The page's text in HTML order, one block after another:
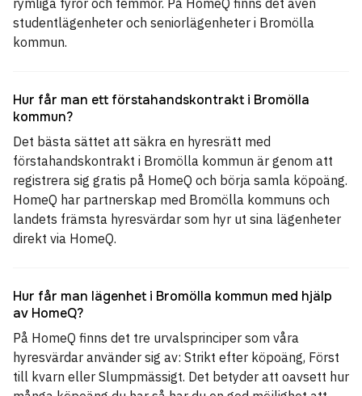
studentlägenheter och seniorlägenheter i Bromölla
kommun.
Hur får man ett förstahandskontrakt i Bromölla
kommun?
Det bästa sättet att säkra en hyresrätt med
förstahandskontrakt i Bromölla kommun är genom att
registrera sig gratis på HomeQ och börja samla köpoäng.
HomeQ har partnerskap med Bromölla kommuns och
landets främsta hyresvärdar som hyr ut sina lägenheter
direkt via HomeQ.
Hur får man lägenhet i Bromölla kommun med hjälp
av HomeQ?
På HomeQ finns det tre urvalsprinciper som våra
hyresvärdar använder sig av: Strikt efter köpoäng, Först
till kvarn eller Slumpmässigt. Det betyder att oavsett hur